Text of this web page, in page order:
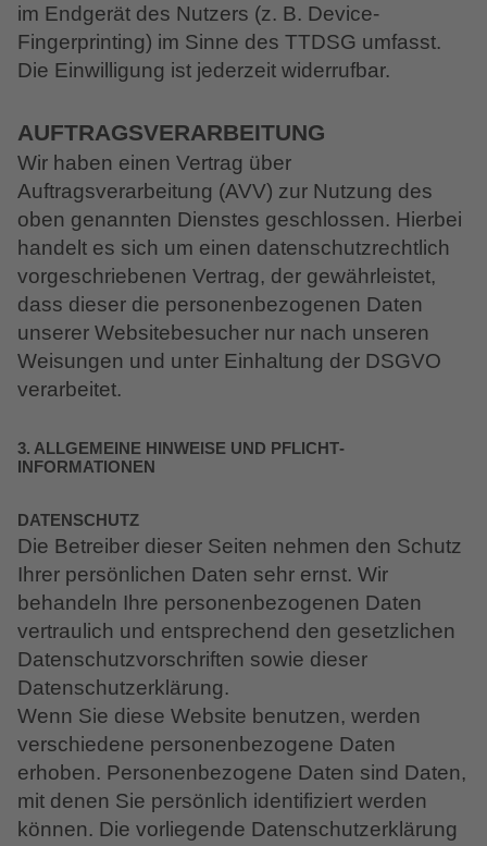
im Endgerät des Nutzers (z. B. Device-
Fingerprinting) im Sinne des TTDSG umfasst.
Die Einwilligung ist jederzeit widerrufbar.
AUFTRAGSVERARBEITUNG
Wir haben einen Vertrag über
Auftragsverarbeitung (AVV) zur Nutzung des
oben genannten Dienstes geschlossen. Hierbei
handelt es sich um einen datenschutzrechtlich
vorgeschriebenen Vertrag, der gewährleistet,
dass dieser die personenbezogenen Daten
unserer Websitebesucher nur nach unseren
Weisungen und unter Einhaltung der DSGVO
verarbeitet.
3. ALLGEMEINE HINWEISE UND PFLICHT­
INFORMATIONEN
DATENSCHUTZ
Die Betreiber dieser Seiten nehmen den Schutz
Ihrer persönlichen Daten sehr ernst. Wir
behandeln Ihre personenbezogenen Daten
vertraulich und entsprechend den gesetzlichen
Datenschutzvorschriften sowie dieser
Datenschutzerklärung.
Wenn Sie diese Website benutzen, werden
verschiedene personenbezogene Daten
erhoben. Personenbezogene Daten sind Daten,
mit denen Sie persönlich identifiziert werden
können. Die vorliegende Datenschutzerklärung